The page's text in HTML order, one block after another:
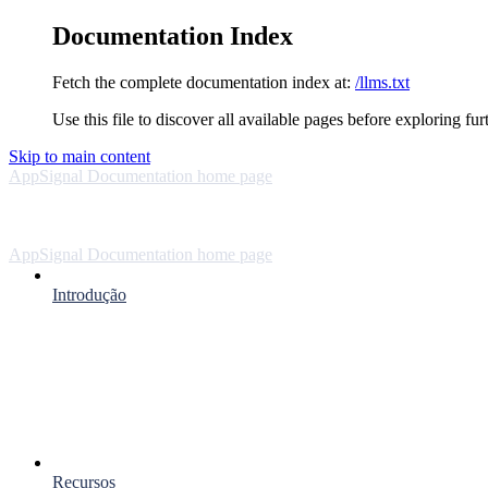
Documentation Index
Fetch the complete documentation index at: /llms.txt
Use this file to discover all available pages before exploring
Skip to main content
AppSignal Documentation home page
AppSignal Documentation home page
Introdução
Recursos